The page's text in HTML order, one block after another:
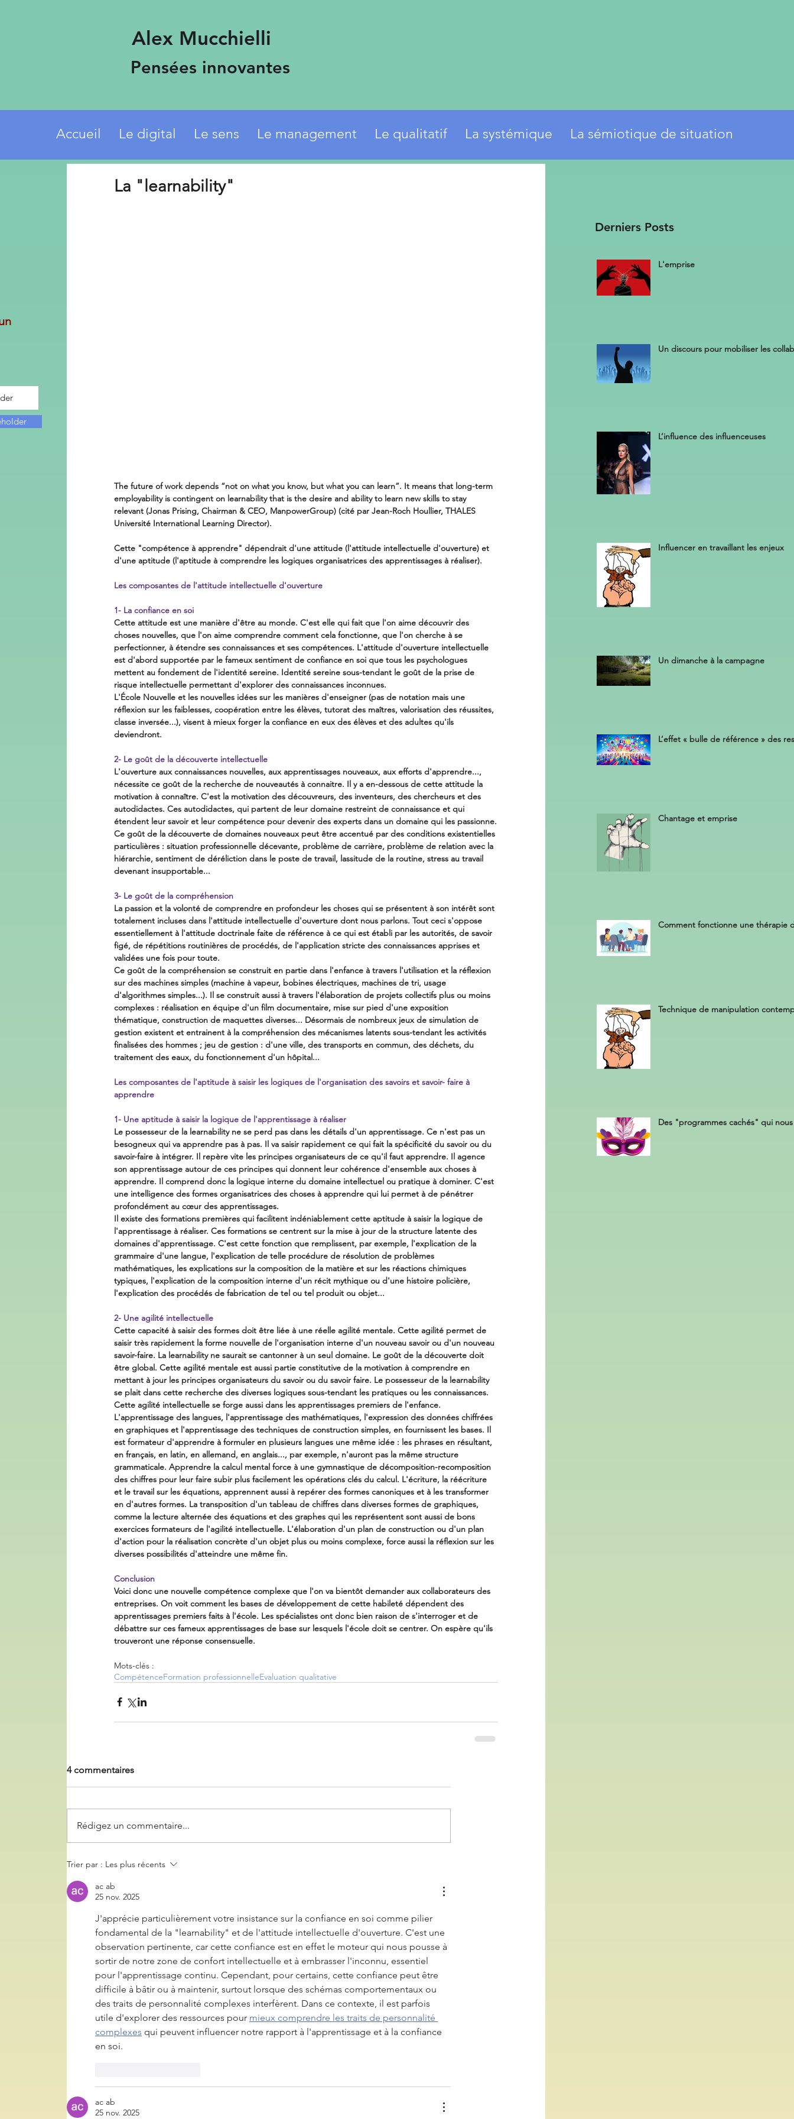
Alex Mucchielli
Pensées innovantes
Accueil Le digital Le sens Le management Le qualitatif La systémique La sémiotique de situation
La "learnability"
The future of work depends “not on what you know, but what you can learn”. It means that long-term
employability is contingent on learnability that is the desire and ability to learn new skills to stay
relevant (Jonas Prising, Chairman & CEO, ManpowerGroup) (cité par Jean-Roch Houllier, THALES
Université International Learning Director).
Cette "compétence à apprendre" dépendrait d'une attitude (l'attitude intellectuelle d'ouverture) et
d'une aptitude (l'aptitude à comprendre les logiques organisatrices des apprentissages à réaliser).
Les composantes de l'attitude intellectuelle d'ouverture
1- La confiance en soi
Cette attitude est une manière d'être au monde. C'est elle qui fait que l'on aime découvrir des
choses nouvelles, que l'on aime comprendre comment cela fonctionne, que l'on cherche à se
perfectionner, à étendre ses connaissances et ses compétences. L'attitude d'ouverture intellectuelle
est d'abord supportée par le fameux sentiment de confiance en soi que tous les psychologues
mettent au fondement de l'identité sereine. Identité sereine sous-tendant le goût de la prise de
risque intellectuelle permettant d'explorer des connaissances inconnues.
L'École Nouvelle et les nouvelles idées sur les manières d'enseigner (pas de notation mais une
réflexion sur les faiblesses, coopération entre les élèves, tutorat des maîtres, valorisation des réussites,
classe inversée...), visent à mieux forger la confiance en eux des élèves et des adultes qu'ils
deviendront.
2- Le goût de la découverte intellectuelle
L'ouverture aux connaissances nouvelles, aux apprentissages nouveaux, aux efforts d'apprendre...,
nécessite ce goût de la recherche de nouveautés à connaitre. Il y a en-dessous de cette attitude la
motivation à connaître. C'est la motivation des découvreurs, des inventeurs, des chercheurs et des
autodidactes. Ces autodidactes, qui partent de leur domaine restreint de connaissance et qui
étendent leur savoir et leur compétence pour devenir des experts dans un domaine qui les passionne.
Ce goût de la découverte de domaines nouveaux peut être accentué par des conditions existentielles
particulières : situation professionnelle décevante, problème de carrière, problème de relation avec la
hiérarchie, sentiment de déréliction dans le poste de travail, lassitude de la routine, stress au travail
devenant insupportable...
3- Le goût de la compréhension
La passion et la volonté de comprendre en profondeur les choses qui se présentent à son intérêt sont
totalement incluses dans l'attitude intellectuelle d'ouverture dont nous parlons. Tout ceci s'oppose
essentiellement à l'attitude doctrinale faite de référence à ce qui est établi par les autorités, de savoir
figé, de répétitions routinières de procédés, de l'application stricte des connaissances apprises et
validées une fois pour toute.
Ce goût de la compréhension se construit en partie dans l'enfance à travers l'utilisation et la réflexion
sur des machines simples (machine à vapeur, bobines électriques, machines de tri, usage
d'algorithmes simples...). Il se construit aussi à travers l'élaboration de projets collectifs plus ou moins
complexes : réalisation en équipe d'un film documentaire, mise sur pied d'une exposition
thématique, construction de maquettes diverses... Désormais de nombreux jeux de simulation de
gestion existent et entrainent à la compréhension des mécanismes latents sous-tendant les activités
finalisées des hommes ; jeu de gestion : d'une ville, des transports en commun, des déchets, du
traitement des eaux, du fonctionnement d'un hôpital...
Les composantes de l'aptitude à saisir les logiques de l'organisation des savoirs et savoir- faire à
apprendre
1- Une aptitude à saisir la logique de l'apprentissage à réaliser
Le possesseur de la learnability ne se perd pas dans les détails d'un apprentissage. Ce n'est pas un
besogneux qui va apprendre pas à pas. Il va saisir rapidement ce qui fait la spécificité du savoir ou du
savoir-faire à intégrer. Il repère vite les principes organisateurs de ce qu'il faut apprendre. Il agence
son apprentissage autour de ces principes qui donnent leur cohérence d'ensemble aux choses à
apprendre. Il comprend donc la logique interne du domaine intellectuel ou pratique à dominer. C'est
une intelligence des formes organisatrices des choses à apprendre qui lui permet à de pénétrer
profondément au cœur des apprentissages.
Il existe des formations premières qui facilitent indéniablement cette aptitude à saisir la logique de
l'apprentissage à réaliser. Ces formations se centrent sur la mise à jour de la structure latente des
domaines d'apprentissage. C'est cette fonction que remplissent, par exemple, l'explication de la
grammaire d'une langue, l'explication de telle procédure de résolution de problèmes
mathématiques, les explications sur la composition de la matière et sur les réactions chimiques
typiques, l'explication de la composition interne d'un récit mythique ou d'une histoire policière,
l'explication des procédés de fabrication de tel ou tel produit ou objet...
2- Une agilité intellectuelle
Cette capacité à saisir des formes doit être liée à une réelle agilité mentale. Cette agilité permet de
saisir très rapidement la forme nouvelle de l'organisation interne d'un nouveau savoir ou d'un nouveau
savoir-faire. La learnability ne saurait se cantonner à un seul domaine. Le goût de la découverte doit
être global. Cette agilité mentale est aussi partie constitutive de la motivation à comprendre en
mettant à jour les principes organisateurs du savoir ou du savoir faire. Le possesseur de la learnability
se plait dans cette recherche des diverses logiques sous-tendant les pratiques ou les connaissances.
Cette agilité intellectuelle se forge aussi dans les apprentissages premiers de l'enfance.
L'apprentissage des langues, l'apprentissage des mathématiques, l'expression des données chiffrées
en graphiques et l'apprentissage des techniques de construction simples, en fournissent les bases. Il
est formateur d'apprendre à formuler en plusieurs langues une même idée : les phrases en résultant,
en français, en latin, en allemand, en anglais..., par exemple, n'auront pas la même structure
grammaticale. Apprendre la calcul mental force à une gymnastique de décomposition-recomposition
des chiffres pour leur faire subir plus facilement les opérations clés du calcul. L'écriture, la réécriture
et le travail sur les équations, apprennent aussi à repérer des formes canoniques et à les transformer
en d'autres formes. La transposition d'un tableau de chiffres dans diverses formes de graphiques,
comme la lecture alternée des équations et des graphes qui les représentent sont aussi de bons
exercices formateurs de l'agilité intellectuelle. L'élaboration d'un plan de construction ou d'un plan
d'action pour la réalisation concrète d'un objet plus ou moins complexe, force aussi la réflexion sur les
diverses possibilités d'atteindre une même fin.
Conclusion
Voici donc une nouvelle compétence complexe que l'on va bientôt demander aux collaborateurs des
entreprises. On voit comment les bases de développement de cette habileté dépendent des
apprentissages premiers faits à l'école. Les spécialistes ont donc bien raison de s'interroger et de
débattre sur ces fameux apprentissages de base sur lesquels l'école doit se centrer. On espère qu'ils
trouveront une réponse consensuelle.
Mots-clés :
CompétenceFormation professionnelleEvaluation qualitative
4 commentaires
Rédigez un commentaire...
Trier par : Les plus récents
ac ab
25 nov. 2025
J'apprécie particulièrement votre insistance sur la confiance en soi comme pilier
fondamental de la "learnability" et de l'attitude intellectuelle d'ouverture. C'est une
observation pertinente, car cette confiance est en effet le moteur qui nous pousse à
sortir de notre zone de confort intellectuelle et à embrasser l'inconnu, essentiel
pour l'apprentissage continu. Cependant, pour certains, cette confiance peut être
difficile à bâtir ou à maintenir, surtout lorsque des schémas comportementaux ou
des traits de personnalité complexes interfèrent. Dans ce contexte, il est parfois
utile d'explorer des ressources pour mieux comprendre les traits de personnalité
complexes qui peuvent influencer notre rapport à l'apprentissage et à la confiance
en soi.
ac ab
25 nov. 2025
Derniers Posts
L'emprise
Un discours pour mobiliser les
L’influence des influenceuses
Influencer en travaillant les enjeux
Un dimanche à la campagne
L’effet « bulle de référence » des
Chantage et emprise
Comment fonctionne une thérapie
Technique de manipulation
Des "programmes cachés" qui